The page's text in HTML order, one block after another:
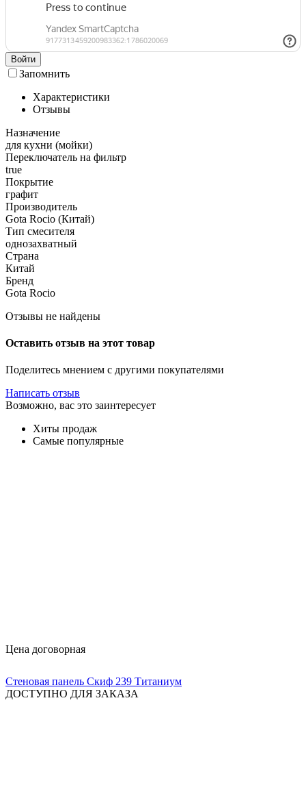
Войти
Запомнить
Характеристики
Отзывы
Назначение
для кухни (мойки)
Переключатель на фильтр
true
Покрытие
графит
Производитель
Gota Rocio (Китай)
Тип смесителя
однозахватный
Страна
Китай
Бренд
Gota Rocio
Отзывы не найдены
Оставить отзыв на этот товар
Поделитесь мнением с другими покупателями
Написать отзыв
Возможно, вас это заинтересует
Хиты продаж
Самые популярные
Цена договорная
Стеновая панель Скиф 239 Титаниум
ДОСТУПНО ДЛЯ ЗАКАЗА